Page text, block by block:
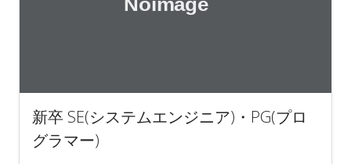
新卒 SE(システムエンジニア)・PG(プロ
グラマー)